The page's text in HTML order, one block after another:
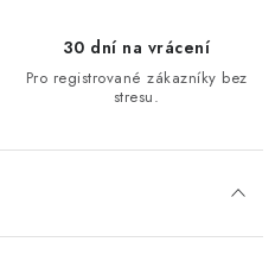
30 dní na vrácení
Pro registrované zákazníky bez
stresu.